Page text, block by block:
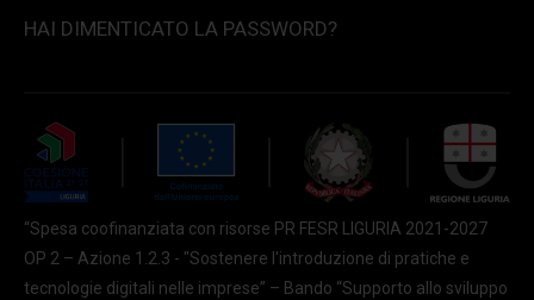
HAI DIMENTICATO LA PASSWORD?
“Spesa coofinanziata con risorse PR FESR LIGURIA 2021-2027
OP 2 – Azione 1.2.3 - "Sostenere l'introduzione di pratiche e
tecnologie digitali nelle imprese” – Bando “Supporto allo sviluppo